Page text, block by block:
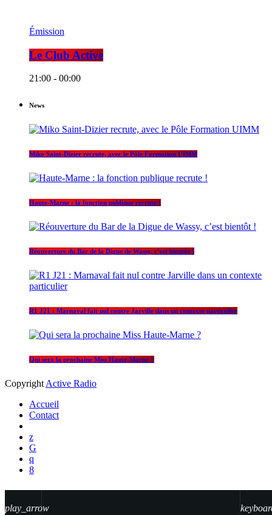
play_arrow
Émission
Le Club Active
21:00 - 00:00
News
Miko Saint-Dizier recrute, avec le Pôle Formation UIMM
Haute-Marne : la fonction publique recrute !
Réouverture du Bar de la Digue de Wassy, c’est bientôt !
R1 J21 : Marnaval fait nul contre Jarville dans un contexte particulier
Qui sera la prochaine Miss Haute-Marne ?
Copyright Active Radio
Accueil
Contact